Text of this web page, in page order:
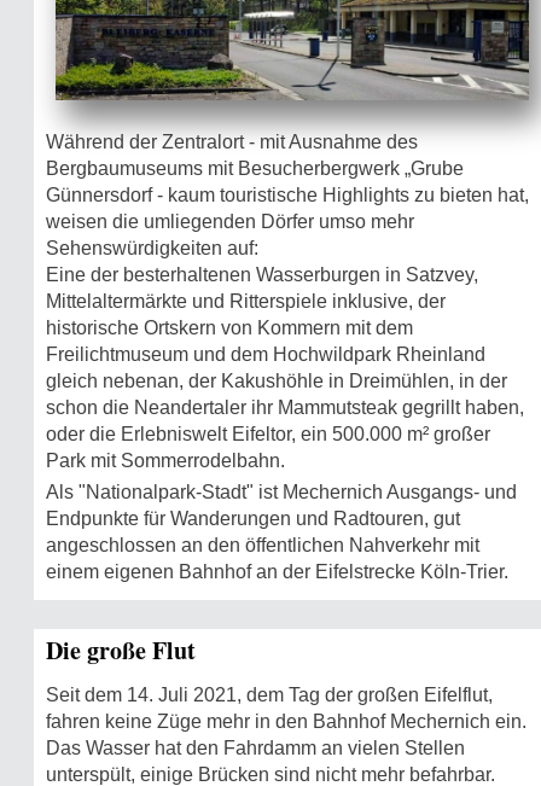
Während der Zentralort - mit Ausnahme des
Bergbaumuseums mit Besucherbergwerk „Grube
Günnersdorf - kaum touristische Highlights zu bieten hat,
weisen die umliegenden Dörfer umso mehr
Sehenswürdigkeiten auf:
Eine der besterhaltenen Wasserburgen in Satzvey,
Mittelaltermärkte und Ritterspiele inklusive, der
historische Ortskern von Kommern mit dem
Freilichtmuseum und dem Hochwildpark Rheinland
gleich nebenan, der Kakushöhle in Dreimühlen, in der
schon die Neandertaler ihr Mammutsteak gegrillt haben,
oder die Erlebniswelt Eifeltor, ein 500.000 m² großer
Park mit Sommerrodelbahn.
Als "Nationalpark-Stadt" ist Mechernich Ausgangs- und
Endpunkte für Wanderungen und Radtouren, gut
angeschlossen an den öffentlichen Nahverkehr mit
einem eigenen Bahnhof an der Eifelstrecke Köln-Trier.
Die große Flut
Seit dem 14. Juli 2021, dem Tag der großen Eifelflut,
fahren keine Züge mehr in den Bahnhof Mechernich ein.
Das Wasser hat den Fahrdamm an vielen Stellen
unterspült, einige Brücken sind nicht mehr befahrbar.